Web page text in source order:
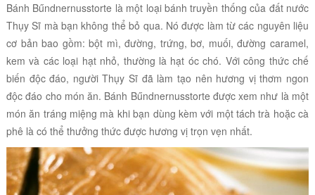
Bánh Bűndnernusstorte là một loại bánh truyền thống của đất nước
Thụy Sĩ mà bạn không thể bỏ qua. Nó được làm từ các nguyên liệu
cơ bản bao gồm:bột mì, đường, trứng, bơ, muối, đường caramel,
kem và các loại hạt nhỏ, thường là hạt óc chó. Với công thức chế
biến độc đáo, ngườiThụy Sĩ đã làm tạo nên hương vị thơm ngon
độc đáo cho món ăn. Bánh Bűndnernusstorte được xem như là một
món ăn tráng miệng mà khi bạn dùng kèm với một tách trà hoặc cà
phê là có thể thưởng thức được hương vị trọn vẹn nhất.